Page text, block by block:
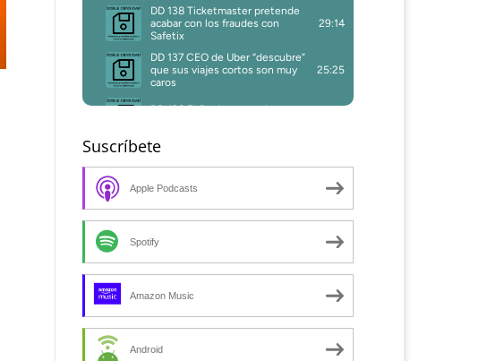
Suscríbete
Apple Podcasts
Spotify
Amazon Music
Android